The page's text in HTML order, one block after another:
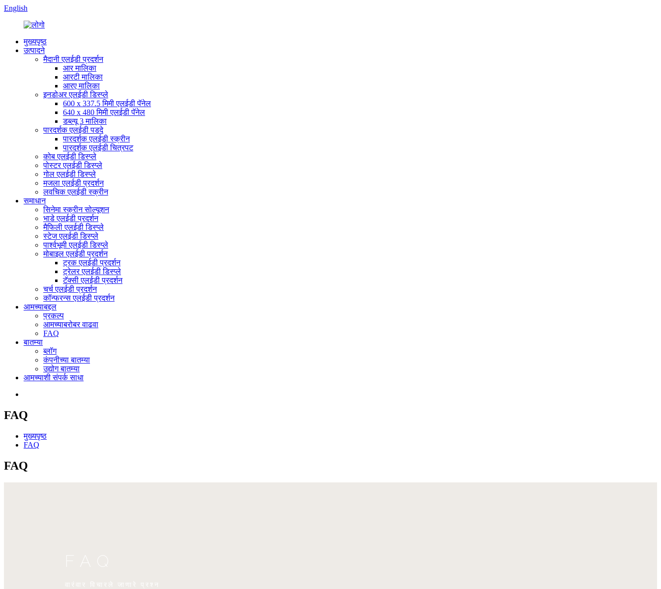
English
मुख्यपृष्ठ
उत्पादने
मैदानी एलईडी प्रदर्शन
आर मालिका
आरटी मालिका
आरए मालिका
इनडोअर एलईडी डिस्प्ले
600 x 337.5 मिमी एलईडी पॅनेल
640 x 480 मिमी एलईडी पॅनेल
डब्ल्यू 3 मालिका
पारदर्शक एलईडी पडदे
पारदर्शक एलईडी स्क्रीन
पारदर्शक एलईडी चित्रपट
कोब एलईडी डिस्प्ले
पोस्टर एलईडी डिस्प्ले
गोल एलईडी डिस्प्ले
मजला एलईडी प्रदर्शन
लवचिक एलईडी स्क्रीन
समाधान
सिनेमा स्क्रीन सोल्यूशन
भाडे एलईडी प्रदर्शन
मैफिली एलईडी डिस्प्ले
स्टेज एलईडी डिस्प्ले
पार्श्वभूमी एलईडी डिस्प्ले
मोबाइल एलईडी प्रदर्शन
ट्रक एलईडी प्रदर्शन
ट्रेलर एलईडी डिस्प्ले
टॅक्सी एलईडी प्रदर्शन
चर्च एलईडी प्रदर्शन
कॉन्फरन्स एलईडी प्रदर्शन
आमच्याबद्दल
प्रकल्प
आमच्याबरोबर वाढवा
FAQ
बातम्या
ब्लॉग
कंपनीच्या बातम्या
उद्योग बातम्या
आमच्याशी संपर्क साधा
FAQ
मुख्यपृष्ठ
FAQ
FAQ
FAQ
वारंवार विचारले जाणारे प्रश्न